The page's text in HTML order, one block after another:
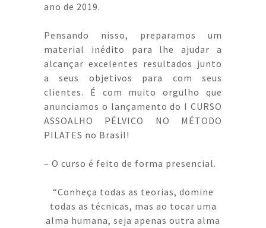
ano de 2019.
Pensando nisso, preparamos um
material inédito para lhe ajudar a
alcançar excelentes resultados junto
a seus objetivos para com seus
clientes. É com muito orgulho que
anunciamos o lançamento do I CURSO
ASSOALHO PÉLVICO NO MÉTODO
PILATES no Brasil!
– O curso é feito de forma presencial.
“Conheça todas as teorias, domine
todas as técnicas, mas ao tocar uma
alma humana, seja apenas outra alma